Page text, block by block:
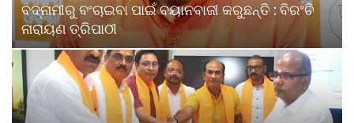
ବଦ୍ନାମୀରୁ ବଂଚାଇବା ପାଇଁ ବୟାନବାଜୀ କରୁଛନ୍ତି : ବିରଂଚି
ନାରାୟଣ ତ୍ରିପାଠୀ